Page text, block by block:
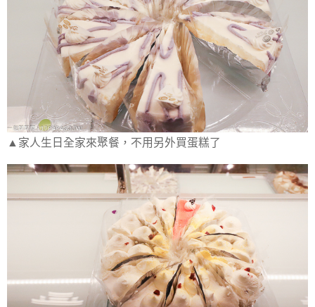
▲家人生日全家來聚餐，不用另外買蛋糕了